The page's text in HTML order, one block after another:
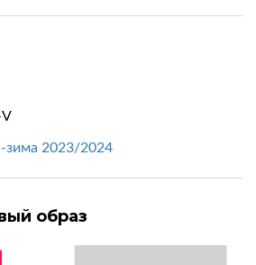
зима 2023/2024
образ